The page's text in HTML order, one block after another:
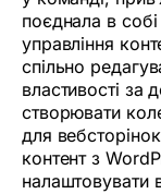
поєднала в
управління
спільно
властивості
створювати
для
контент з
налаштовувати